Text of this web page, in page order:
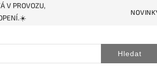
V PROVOZU,
Hledat